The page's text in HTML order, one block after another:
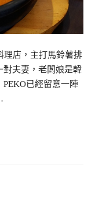
理店，主打馬鈴薯排
對夫妻，老闆娘是韓
已經留意一陣